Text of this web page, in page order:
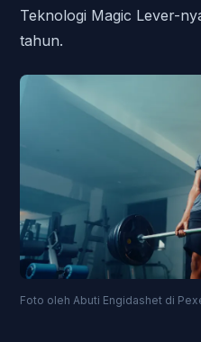
Teknologi Magic Lever-
tahun.
Foto oleh Abuti Engidashet di